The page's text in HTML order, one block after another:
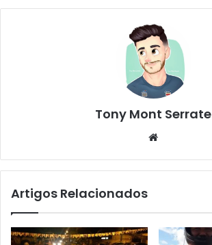
Tony Mont Serrate
te
Artigos Relacionados